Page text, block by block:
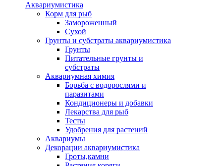
Аквариумистика
Корм для рыб
Замороженный
Сухой
Грунты и субстраты аквариумистика
Грунты
Питательные грунты и
субстраты
Аквариумная химия
Борьба с водорослями и
паразитами
Кондиционеры и добавки
Лекарства для рыб
Тесты
Удобрения для растений
Аквариумы
Декорации аквариумистика
Гроты,камни